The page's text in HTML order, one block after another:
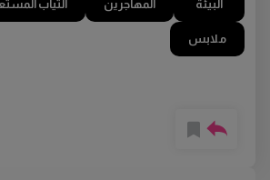
البيئة المهاجرين الثياب
ملابس